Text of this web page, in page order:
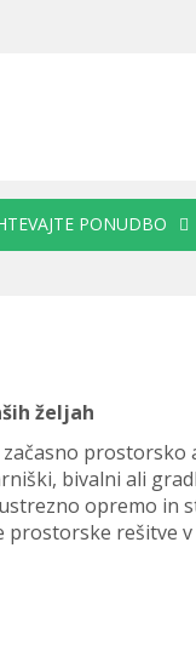
PONUDBO
željah
bivalni ali
opremo in
rešitve v